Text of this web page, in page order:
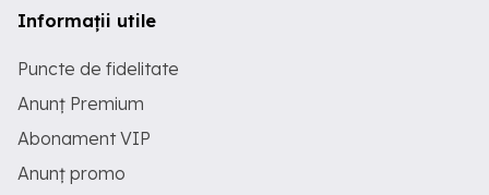
Informații utile
Puncte de fidelitate
Anunț Premium
Abonament VIP
Anunț promo